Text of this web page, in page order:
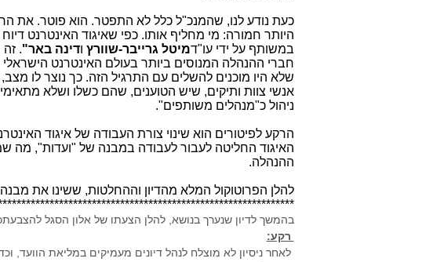
כעת נודע לנו, שהמנכ"ל כלל לא התפטר. הוא פוטר. את
היותר חמורה: מי מחליף אותו. כפי שאיגוד האינטרנט
במשותף על ידי עו"דמיטל גרייבר-שוורץ ודינה באר".
חברי ההנהלה המנוסים ביותר בעולם האינטרנט הישראלי
שלא היו מוכנים להשלים עם התרגיל הזה. כך נוצר לו
אנשי צוות ותיקים, שיש הטוענים, שהם כשלו ושלא
ניהול כ"מנהלים משותפים".
הרקע לפיטורים הוא שינוי צורת העבודה של איגוד
האיגוד החליטה לעבור לעבודה במבנה של "ועדות", מה
ההנהלה.
להלן הפרוטוקול המלא מהדיון וההחלטות, ששינו את
בהמשך לדיון שנערך בנושא, להלן הצעתו של אלון הסגל
רקע:
לאחר ניסיון לא מוצלח לנהל דיונים מעמיקים במליאת הוועד,